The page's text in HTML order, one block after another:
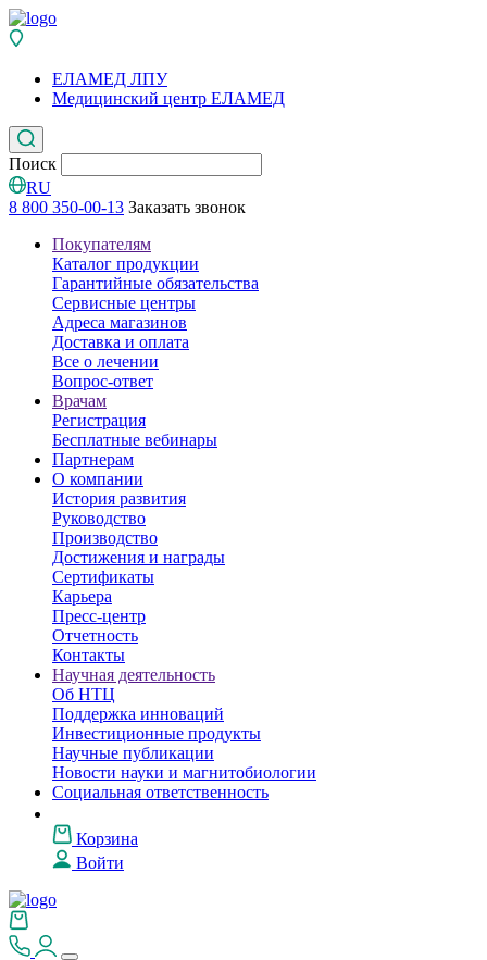
ЕЛАМЕД ЛПУ
Медицинский центр ЕЛАМЕД
Поиск
RU
8 800 350-00-13 Заказать звонок
Покупателям
Каталог продукции
Гарантийные обязательства
Сервисные центры
Адреса магазинов
Доставка и оплата
Все о лечении
Вопрос-ответ
Врачам
Регистрация
Бесплатные вебинары
Партнерам
О компании
История развития
Руководство
Производство
Достижения и награды
Сертификаты
Карьера
Пресс-центр
Отчетность
Контакты
Научная деятельность
Об НТЦ
Поддержка инноваций
Инвестиционные продукты
Научные публикации
Новости науки и магнитобиологии
Социальная ответственность
Корзина
Войти